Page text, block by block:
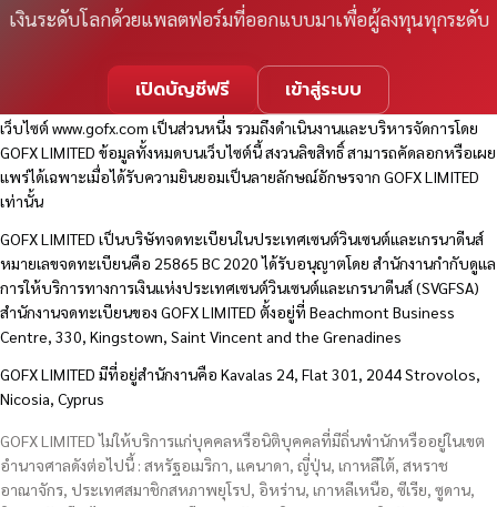
เงินระดับโลกด้วยแพลตฟอร์มที่ออกแบบมาเพื่อผู้ลงทุนทุกระดับ
เปิดบัญชีฟรี เข้าสู่ระบบ
เว็บไซต์www.gofx.com เป็นส่วนหนึ่ง รวมถึงดำเนินงานและบริหารจัดการโดย
GOFX LIMITED ข้อมูลทั้งหมดบนเว็บไซต์นี้ สงวนลิขสิทธิ์ สามารถคัดลอกหรือเผย
แพร่ได้เฉพาะเมื่อได้รับความยินยอมเป็นลายลักษณ์อักษรจาก GOFX LIMITED
เท่านั้น
GOFX LIMITED เป็นบริษัทจดทะเบียนในประเทศเซนต์วินเซนต์และเกรนาดีนส์
หมายเลขจดทะเบียนคือ 25865 BC 2020 ได้รับอนุญาตโดย สำนักงานกำกับดูแล
การให้บริการทางการเงินแห่งประเทศเซนต์วินเซนต์และเกรนาดีนส์ (SVGFSA)
สำนักงานจดทะเบียนของ GOFX LIMITED ตั้งอยู่ที่ Beachmont Business
Centre, 330, Kingstown, Saint Vincent and the Grenadines
GOFX LIMITED มีที่อยู่สำนักงานคือ Kavalas 24, Flat 301, 2044 Strovolos,
Nicosia, Cyprus
GOFX LIMITED ไม่ให้บริการแก่บุคคลหรือนิติบุคคลที่มีถิ่นพำนักหรืออยู่ในเขต
อำนาจศาลดังต่อไปนี้ : สหรัฐอเมริกา, แคนาดา, ญี่ปุ่น, เกาหลีใต้, สหราช
อาณาจักร, ประเทศสมาชิกสหภาพยุโรป, อิหร่าน, เกาหลีเหนือ, ซีเรีย, ซูดาน,